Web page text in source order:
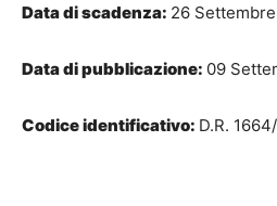
Data di scadenza: 26
Data di pubblicazione: 09
Codice identificativo: D.R.